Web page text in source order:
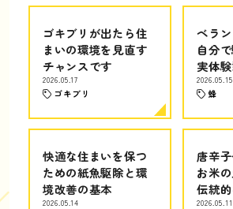
ゴキブリが出たら住
まいの環境を見直す
チャンスです
2026.05.17
ゴキブリ
ベラ
自分
実体
2026.05.15
蜂
快適な住まいを保つ
ための紙魚駆除と環
境改善の基本
2026.05.14
唐辛
お米
伝統
2026.05.11